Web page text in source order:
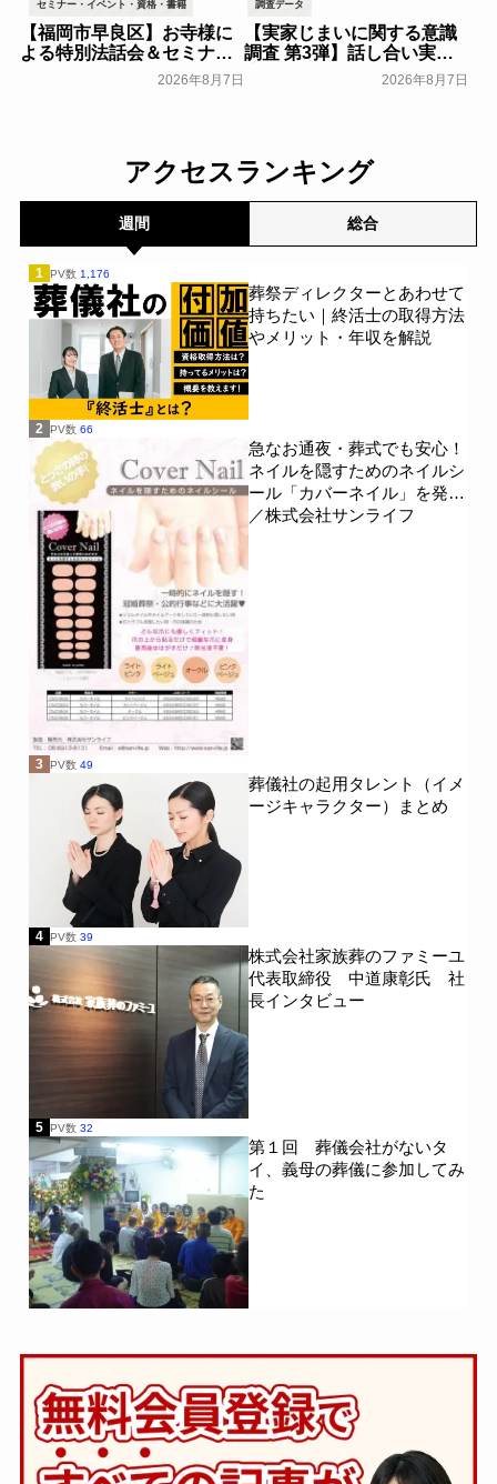
セミナー・イベント・資格・書籍
【福岡市早良区】お寺様に
よる特別法話会＆セミナー
特典「無料試食会」を8月
2026年8月7日
調査データ
【実家じまいに関する意識
調査 第3弾】話し合い実施
率は29.5％で前回から低
2026年8月7日
アクセスランキング
週間 総合
1 PV数 1,176
葬祭ディレクターとあわせて
持ちたい｜終活士の取得方法
やメリット・年収を解説
2 PV数 66
急なお通夜・葬式でも安心！
ネイルを隠すためのネイルシ
ール「カバーネイル」を発売
／株式会社サンライフ
3 PV数 49
葬儀社の起用タレント（イメ
ージキャラクター）まとめ
4 PV数 39
株式会社家族葬のファミーユ
代表取締役 中道康彰氏 社
長インタビュー
5 PV数 32
第１回 葬儀会社がないタ
イ、義母の葬儀に参加してみ
た